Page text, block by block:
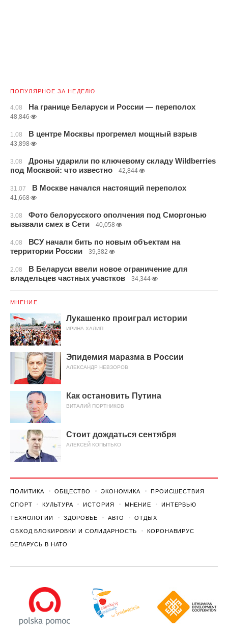
ПОПУЛЯРНОЕ ЗА НЕДЕЛЮ
4.08 На границе Беларуси и России — переполох
48,846
1.08 В центре Москвы прогремел мощный взрыв
43,898
3.08
Дроны ударили по ключевому складу Wildberries
под Москвой: что известно
42,844
31.07 В Москве начался настоящий переполох
41,668
3.08
Фото белорусского ополчения под Сморгонью
вызвали смех в Сети
40,058
4.08
ВСУ начали бить по новым объектам на
территории России
39,382
2.08
В Беларуси ввели новое ограничение для
владельцев частных участков
34,344
МНЕНИЕ
Лукашенко проиграл истории
ИРИНА ХАЛИП
Эпидемия маразма в России
АЛЕКСАНДР НЕВЗОРОВ
Как остановить Путина
ВИТАЛИЙ ПОРТНИКОВ
Стоит дождаться сентября
АЛЕКСЕЙ КОПЫТЬКО
ПОЛИТИКА ОБЩЕСТВО ЭКОНОМИКА ПРОИСШЕСТВИЯ
СПОРТ КУЛЬТУРА ИСТОРИЯ МНЕНИЕ ИНТЕРВЬЮ
ТЕХНОЛОГИИ ЗДОРОВЬЕ АВТО ОТДЫХ
ОБХОД БЛОКИРОВКИ И СОЛИДАРНОСТЬ КОРОНАВИРУС
БЕЛАРУСЬ В НАТО